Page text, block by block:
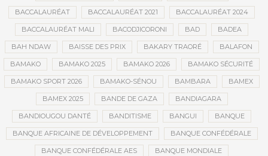
BACCALAURÉAT BACCALAURÉAT 2021 BACCALAURÉAT 2024
BACCALAURÉAT MALI BACODJICORONI BAD BADEA
BAH NDAW BAISSE DES PRIX BAKARY TRAORÉ BALAFON
BAMAKO BAMAKO 2025 BAMAKO 2026 BAMAKO SÉCURITÉ
BAMAKO SPORT 2026 BAMAKO-SÉNOU BAMBARA BAMEX
BAMEX 2025 BANDE DE GAZA BANDIAGARA
BANDIOUGOU DANTÉ BANDITISME BANGUI BANQUE
BANQUE AFRICAINE DE DÉVELOPPEMENT BANQUE CONFÉDÉRALE
BANQUE CONFÉDÉRALE AES BANQUE MONDIALE